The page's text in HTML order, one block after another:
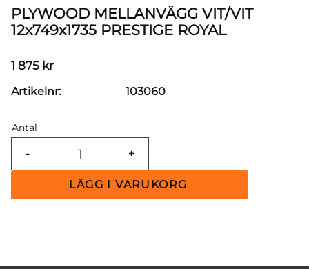
PLYWOOD MELLANVÄGG VIT/VIT
12x749x1735 PRESTIGE ROYAL
1 875 kr
Antal
+
-
Artikelnr 103060